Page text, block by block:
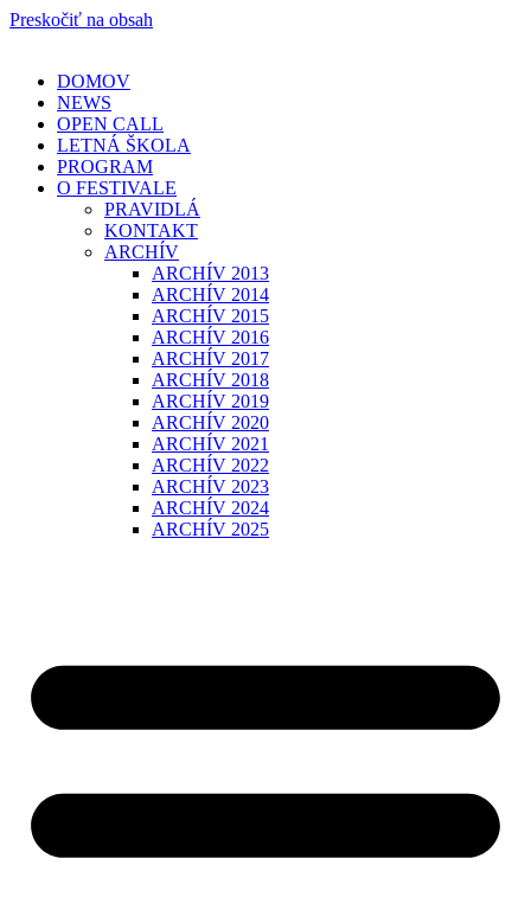
Preskočiť na obsah
DOMOV
NEWS
OPEN CALL
LETNÁ ŠKOLA
PROGRAM
O FESTIVALE
PRAVIDLÁ
KONTAKT
ARCHÍV
ARCHÍV 2013
ARCHÍV 2014
ARCHÍV 2015
ARCHÍV 2016
ARCHÍV 2017
ARCHÍV 2018
ARCHÍV 2019
ARCHÍV 2020
ARCHÍV 2021
ARCHÍV 2022
ARCHÍV 2023
ARCHÍV 2024
ARCHÍV 2025